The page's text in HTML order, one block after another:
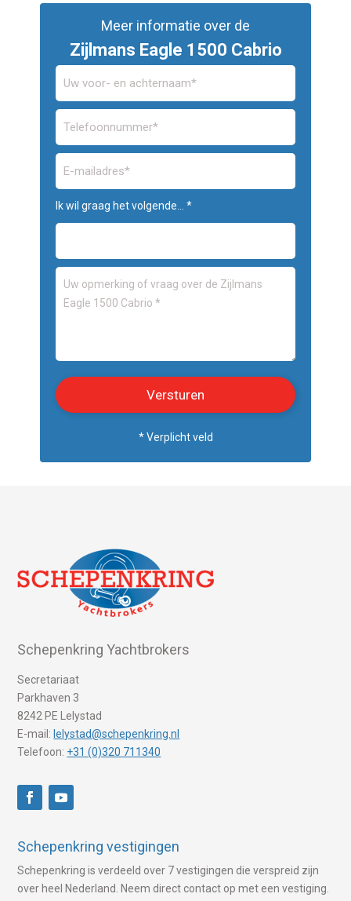
Meer informatie over de
Zijlmans Eagle 1500 Cabrio
Ik wil graag het volgende... *
* Verplicht veld
Schepenkring Yachtbrokers
Secretariaat
Parkhaven 3
8242 PE Lelystad
E-mail: lelystad@schepenkring.nl
Telefoon: +31 (0)320 711340
Schepenkring vestigingen
Schepenkring is verdeeld over 7 vestigingen die verspreid zijn
over heel Nederland. Neem direct contact op met een vestiging.